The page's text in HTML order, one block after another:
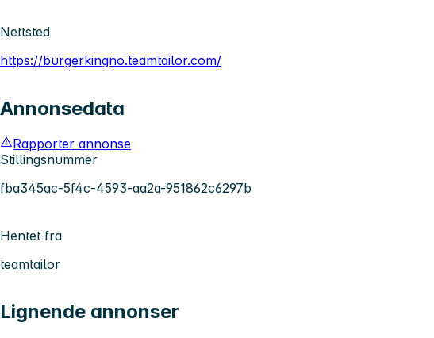
Nettsted
https://burgerkingno.teamtailor.com/
Annonsedata
Rapporter annonse
Stillingsnummer
fba345ac-5f4c-4593-aa2a-951862c6297b
Hentet fra
teamtailor
Lignende annonser